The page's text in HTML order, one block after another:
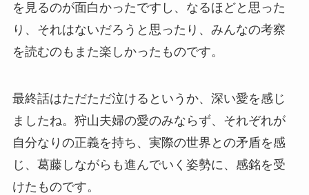
を見るのが面白かったですし、なるほどと思った
り、それはないだろうと思ったり、みんなの考察
を読むのもまた楽しかったものです。
最終話はただただ泣けるというか、深い愛を感じ
ましたね。狩山夫婦の愛のみならず、それぞれが
自分なりの正義を持ち、実際の世界との矛盾を感
じ、葛藤しながらも進んでいく姿勢に、感銘を受
けたものです。